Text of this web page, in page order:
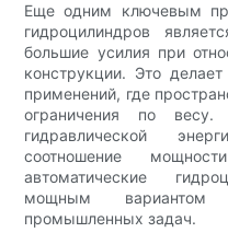
Еще одним ключевым
гидроцилиндров
большие усилия при
конструкции. Это
применений, где
ограничения по весу.
гидравлической
соотношение
автоматические
мощным вариантом
промышленных задач.